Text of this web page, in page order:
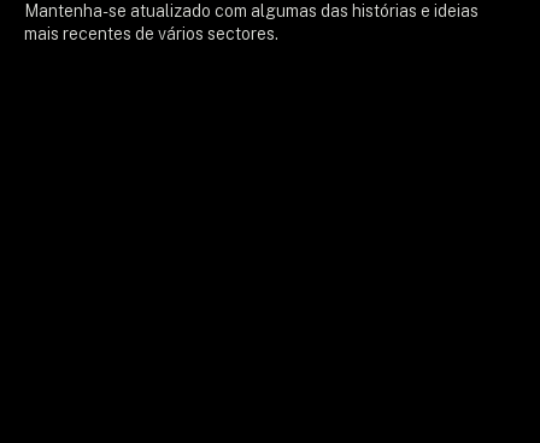
Mantenha-se atualizado com algumas das histórias e ideias
mais recentes de vários sectores.